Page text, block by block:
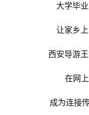
大学毕
让家乡
西安导游
在网
成为连接